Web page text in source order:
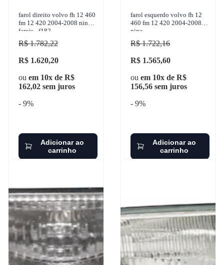
farol direito volvo fh 12 460
fm 12 420 2004-2008 nino
farois - f182
R$ 1.782,22
R$ 1.620,20
ou em 10x de R$
162,02 sem juros
- 9%
Adicionar ao
carrinho
farol esquerdo volvo fh 12
460 fm 12 420 2004-2008
nino
R$ 1.722,16
R$ 1.565,60
ou em 10x de R$
156,56 sem juros
- 9%
Adicionar ao
carrinho